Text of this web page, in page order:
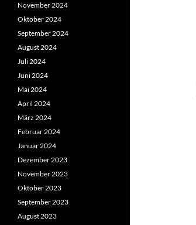
November 2024
Oktober 2024
September 2024
August 2024
Juli 2024
Juni 2024
Mai 2024
April 2024
März 2024
Februar 2024
Januar 2024
Dezember 2023
November 2023
Oktober 2023
September 2023
August 2023